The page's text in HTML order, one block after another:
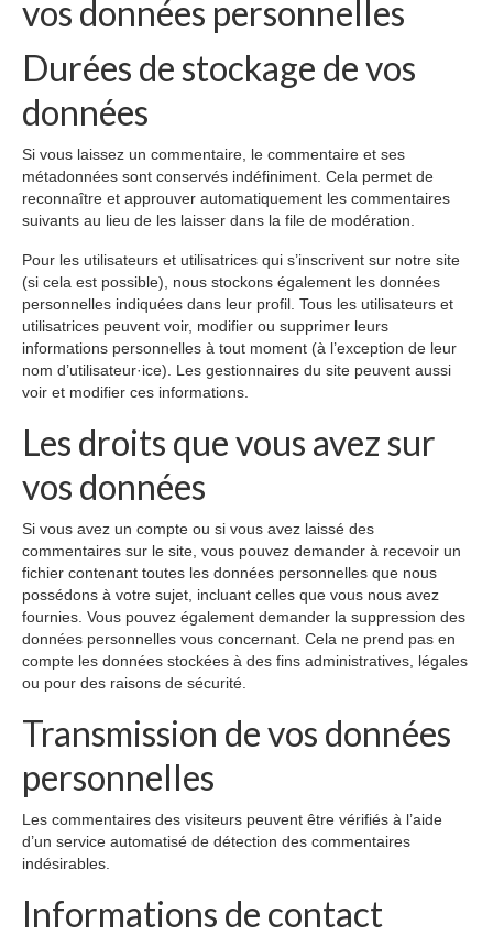
vos données personnelles
Durées de stockage de vos
données
Si vous laissez un commentaire, le commentaire et ses
métadonnées sont conservés indéfiniment. Cela permet de
reconnaître et approuver automatiquement les commentaires
suivants au lieu de les laisser dans la file de modération.
Pour les utilisateurs et utilisatrices qui s’inscrivent sur notre site
(si cela est possible), nous stockons également les données
personnelles indiquées dans leur profil. Tous les utilisateurs et
utilisatrices peuvent voir, modifier ou supprimer leurs
informations personnelles à tout moment (à l’exception de leur
nom d’utilisateur·ice). Les gestionnaires du site peuvent aussi
voir et modifier ces informations.
Les droits que vous avez sur
vos données
Si vous avez un compte ou si vous avez laissé des
commentaires sur le site, vous pouvez demander à recevoir un
fichier contenant toutes les données personnelles que nous
possédons à votre sujet, incluant celles que vous nous avez
fournies. Vous pouvez également demander la suppression des
données personnelles vous concernant. Cela ne prend pas en
compte les données stockées à des fins administratives, légales
ou pour des raisons de sécurité.
Transmission de vos données
personnelles
Les commentaires des visiteurs peuvent être vérifiés à l’aide
d’un service automatisé de détection des commentaires
indésirables.
Informations de contact